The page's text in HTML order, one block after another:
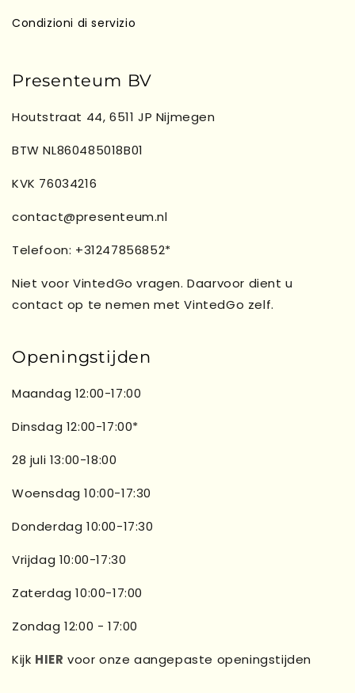
Condizioni di servizio
Presenteum BV
Houtstraat 44, 6511 JP Nijmegen
BTW NL860485018B01
KVK 76034216
contact@presenteum.nl
Telefoon: +31247856852*
Niet voor VintedGo vragen. Daarvoor dient u
contact op te nemen met VintedGo zelf.
Openingstijden
Maandag 12:00-17:00
Dinsdag 12:00-17:00*
28 juli 13:00-18:00
Woensdag 10:00-17:30
Donderdag 10:00-17:30
Vrijdag 10:00-17:30
Zaterdag 10:00-17:00
Zondag 12:00 - 17:00
Kijk HIER voor onze aangepaste openingstijden